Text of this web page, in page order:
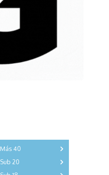
Más 40
Sub 20